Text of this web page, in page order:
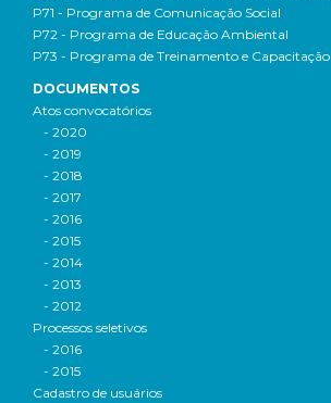
P71 - Programa de Comunicação Social
P72 - Programa de Educação Ambiental
P73 - Programa de Treinamento e Capacitação
DOCUMENTOS
Atos convocatórios
- 2020
- 2019
- 2018
- 2017
- 2016
- 2015
- 2014
- 2013
- 2012
Processos seletivos
- 2016
- 2015
Cadastro de usuários